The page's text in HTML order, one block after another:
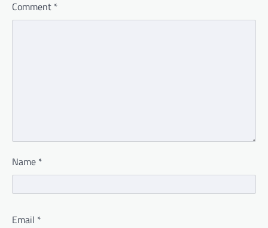
Comment *
Name *
Email *